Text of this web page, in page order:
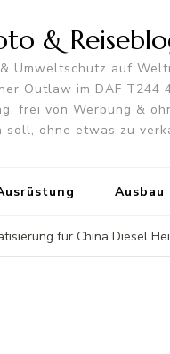
&
Umweltschutz auf
Outlaw im DAF T244
frei von Werbung &
soll, ohne etwas zu
Ausbau
für China Diesel